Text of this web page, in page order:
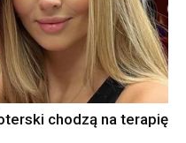
chodzą na terapię